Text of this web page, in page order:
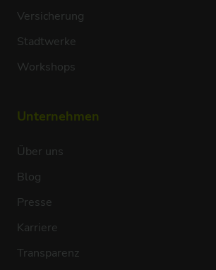
Versicherung
Stadtwerke
Workshops
Unternehmen
Über uns
Blog
Presse
Karriere
Transparenz